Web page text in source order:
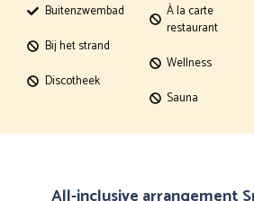
Buitenzwembad
Bij het strand
Discotheek
À la carte
restaurant
Wellness
Sauna